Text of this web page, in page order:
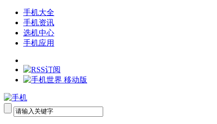
手机大全
手机资讯
选机中心
手机应用